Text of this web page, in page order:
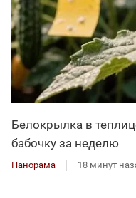
Белокрылка в
бабочку за неделю
Панорама 18 минут